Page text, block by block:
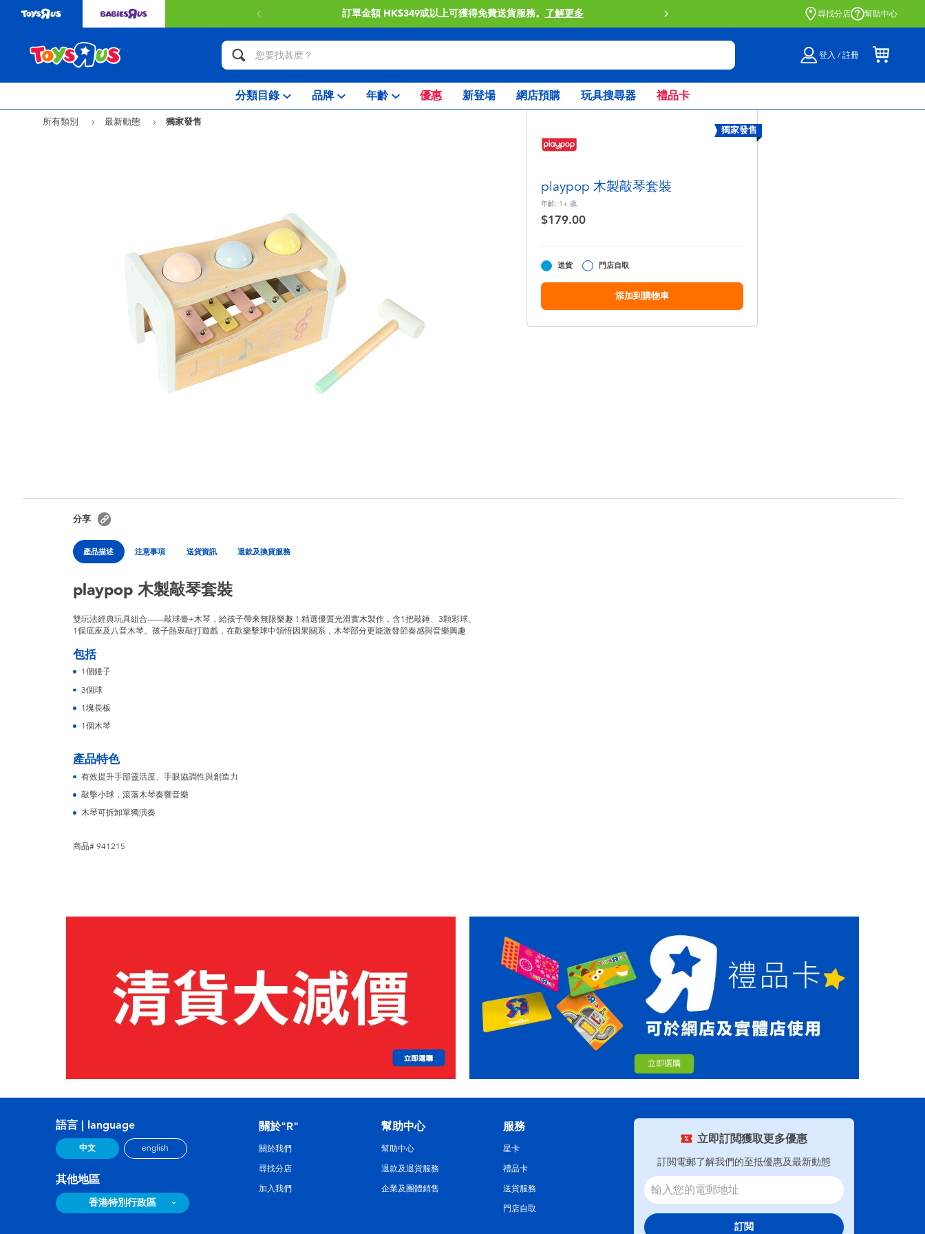
訂單金額 HK$349或以上可獲得免費送貨服務。 了解更多 門店自取服務 網上購買並在店內
尋找分店 幫助中心
登入 / 註冊
分類目錄 品牌 年齡 優惠 新登場 網店預購 玩具搜尋器 禮品卡
所有類別 最新動態
獨家發售
獨家發售
playpop 木製敲琴套裝
年齡: 1+ 歲
$179.00
送貨 門店自取
添加到購物車
分享
產品描述 注意事項 送貨資訊 退款及換貨服務
playpop 木製敲琴套裝
雙玩法經典玩具組合——敲球臺+木琴，給孩子帶來無限樂趣！精選優質光滑實木製作，含1把敲錘、3顆彩球、
1個底座及八音木琴。孩子熱衷敲打遊戲，在歡樂擊球中領悟因果關系，木琴部分更能激發節奏感與音樂興趣
包括
1個錘子
3個球
1塊長板
1個木琴
產品特色
有效提升手部靈活度、手眼協調性與創造力
敲擊小球，滾落木琴奏響音樂
木琴可拆卸單獨演奏
商品# 941215
立即訂閲獲取更多優惠
訂閲電郵了解我們的至抵優惠及最新動態
訂閲
語言 | language
中文 english
其他地區
香港特別行政區
關於"R"
關於我們
尋找分店
加入我們
幫助中心
幫助中心
退款及退貨服務
企業及團體銷售
服務
星卡
禮品卡
送貨服務
門店自取